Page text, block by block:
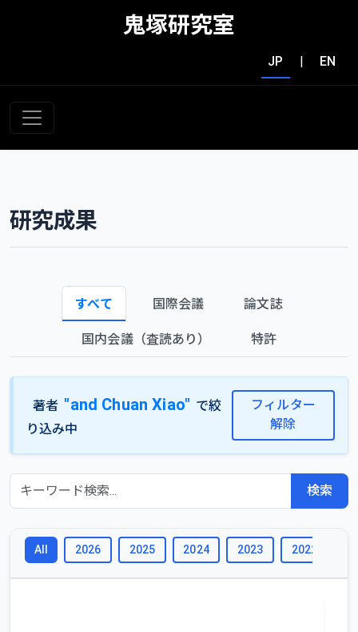
鬼塚研究室
JP | EN
研究成果
すべて 国際会議 論文誌
国内会議（査読あり） 特許
著者 "and Chuan Xiao" で絞
り込み中
フィルター
解除
検索
All 2026 2025 2024 2023 2022